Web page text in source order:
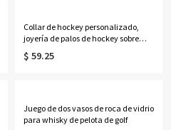
Collar de hockey personalizado,
joyería de palos de hockey sobre
hielo, regalo para mamás, equipo
de jugadores de hockey para niñas
$ 59.25
Juego de dos vasos de roca de vidrio
para whisky de pelota de golf